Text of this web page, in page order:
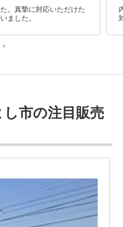
。真摯に対応いただけた
ました。
市の注目販売